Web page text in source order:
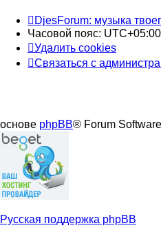
DjesForum: музыка
Часовой пояс: UTC+05:00
Удалить cookies
Связаться с
основе phpBB® Forum
Русская поддержка phpBB